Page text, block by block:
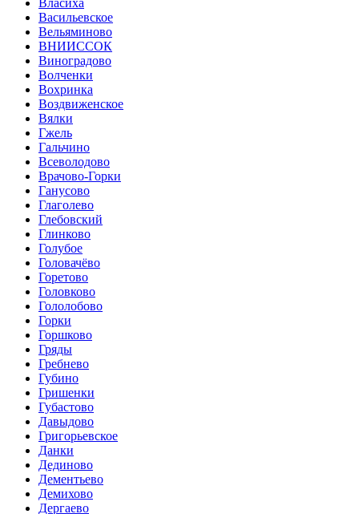
Васильевское
Вельяминово
ВНИИССОК
Виноградово
Волченки
Вохринка
Воздвиженское
Вялки
Гжель
Гальчино
Всеволодово
Врачово-Горки
Ганусово
Глаголево
Глебовский
Глинково
Голубое
Головачёво
Горетово
Головково
Гололобово
Горки
Горшково
Гряды
Гребнево
Губино
Гришенки
Губастово
Давыдово
Григорьевское
Данки
Дединово
Дементьево
Демихово
Дергаево